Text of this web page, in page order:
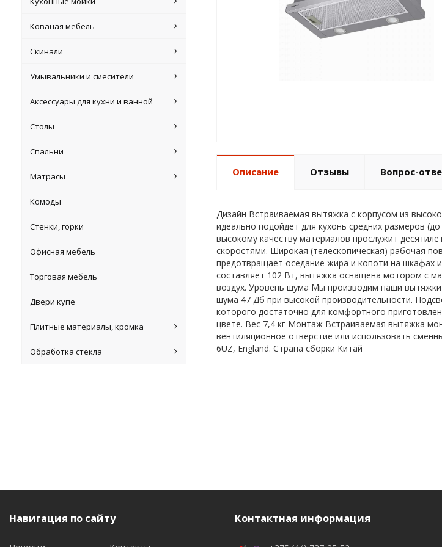
Кованая мебель
Скинали
Умывальники и смесители
Аксессуары для кухни и ванной
Столы
Спальни
Матрасы
Комоды
Стенки, горки
Офисная мебель
Торговая мебель
Двери купе
Плитные материалы, кромка
Обработка стекла
Описание Отзывы Вопрос-
Дизайн Встраиваемая вытяжка с корпусом из
идеально подойдет для кухонь средних размеров
высокому качеству материалов прослужит
скоростями. Широкая (телескопическая) рабочая
предотвращает оседание жира и копоти на
составляет 102 Вт, вытяжка оснащена мотором с
воздух. Уровень шума Мы производим наши
шума 47 Дб при высокой производительности.
которого достаточно для комфортного
цвете. Вес 7,4 кг Монтаж Встраиваемая вытяжка
вентиляционное отверстие или использовать
6UZ, England. Страна сборки Китай
Навигация по сайту Контактная информация